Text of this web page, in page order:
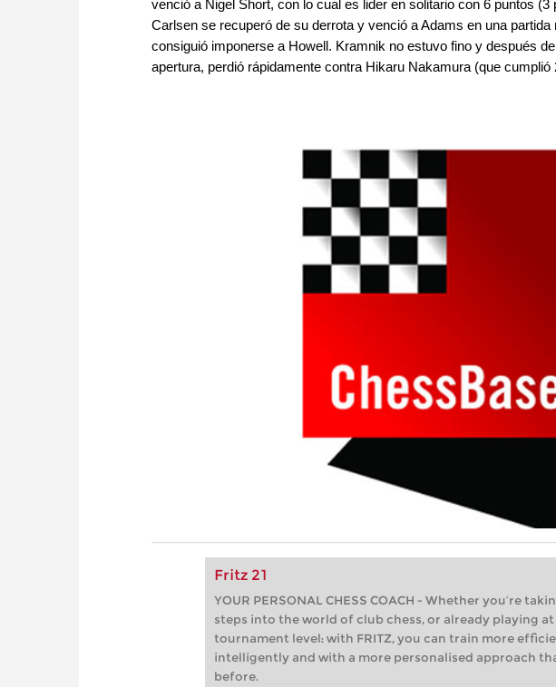
venció a Nigel Short, con lo cual es lider en solitario con 6 puntos
Carlsen se recuperó de su derrota y venció a Adams en una
consiguió imponerse a Howell. Kramnik no estuvo fino y después
apertura, perdió rápidamente contra Hikaru Nakamura (que cumplió
Fritz 21
YOUR PERSONAL CHESS COACH - Whether you’re
steps into the world of club chess, or already playing at
tournament level: with FRITZ, you can train more
intelligently and with a more personalised approach
before.